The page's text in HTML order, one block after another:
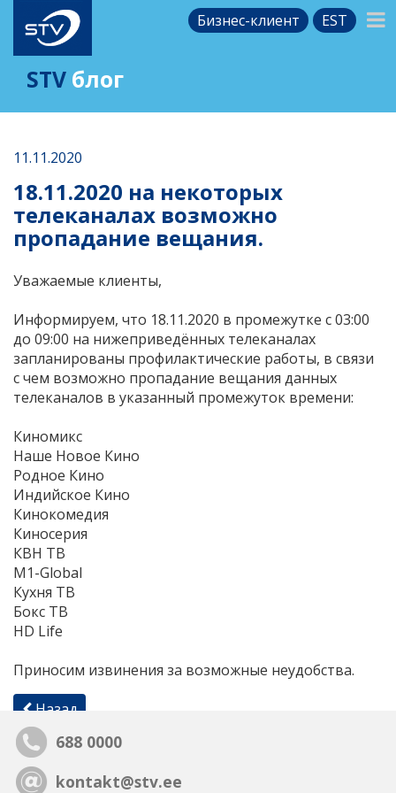
Бизнес-клиент EST
STV блог
11.11.2020
18.11.2020 на некоторых
телеканалах возможно
пропадание вещания.
Уважаемые клиенты,
Информируем, что 18.11.2020 в промежутке с 03:00
до 09:00 на нижеприведённых телеканалах
запланированы профилактические работы, в связи
с чем возможно пропадание вещания данных
телеканалов в указанный промежуток времени:
Киномикс
Наше Новое Кино
Родное Кино
Индийское Кино
Кинокомедия
Киносерия
КВН ТВ
М1-Global
Кухня ТВ
Бокс ТВ
HD Life
Приносим извинения за возможные неудобства.
Назад
688 0000
kontakt@stv.ee